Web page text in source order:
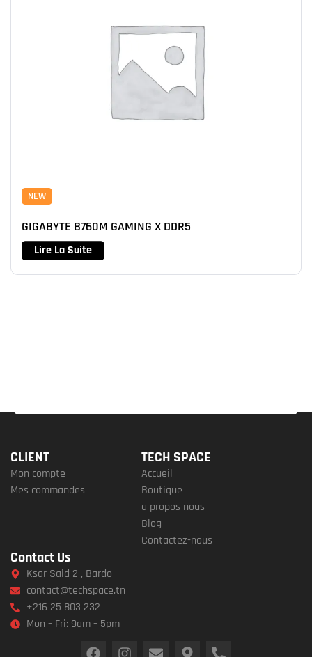
NEW
GIGABYTE B760M GAMING X DDR5
Lire La Suite
CLIENT
Mon compte
Mes commandes
TECH SPACE
Accueil
Boutique
a propos nous
Blog
Contactez-nous
Contact Us
Ksar Said 2 , Bardo
contact@techspace.tn
+216 25 803 232
Mon – Fri: 9am – 5pm